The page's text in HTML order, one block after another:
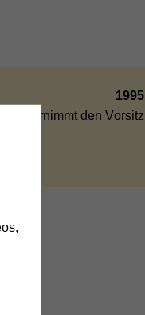
1995
übernimmt den Vorsitz